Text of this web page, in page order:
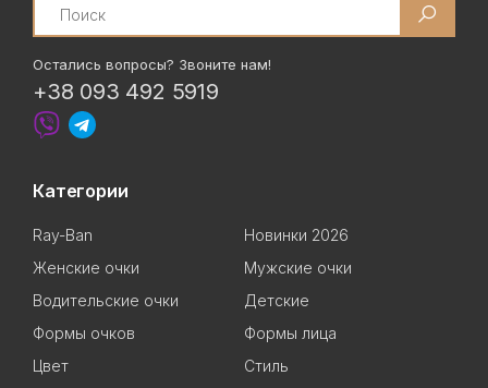
Остались вопросы? Звоните нам!
+38 093 492 5919
Категории
Ray-Ban
Новинки 2026
Женские очки
Мужские очки
Водительские очки
Детские
Формы очков
Формы лица
Цвет
Стиль